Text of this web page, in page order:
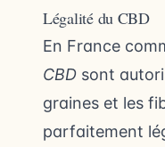
Légalité du CBD
En France
CBD sont
graines et les
parfaitement